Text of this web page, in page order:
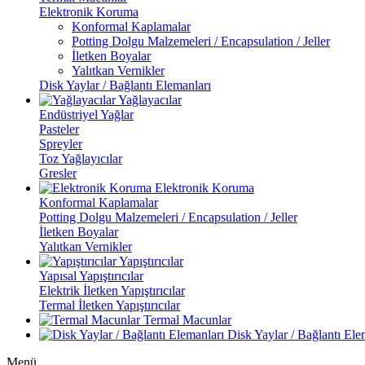
Elektronik Koruma
Konformal Kaplamalar
Potting Dolgu Malzemeleri / Encapsulation / Jeller
İletken Boyalar
Yalıtkan Vernikler
Disk Yaylar / Bağlantı Elemanları
Yağlayacılar
Endüstriyel Yağlar
Pasteler
Spreyler
Toz Yağlayıcılar
Gresler
Elektronik Koruma
Konformal Kaplamalar
Potting Dolgu Malzemeleri / Encapsulation / Jeller
İletken Boyalar
Yalıtkan Vernikler
Yapıştırıcılar
Yapısal Yapıştırıcılar
Elektrik İletken Yapıştırıcılar
Termal İletken Yapıştırıcılar
Termal Macunlar
Disk Yaylar / Bağlantı
Menü